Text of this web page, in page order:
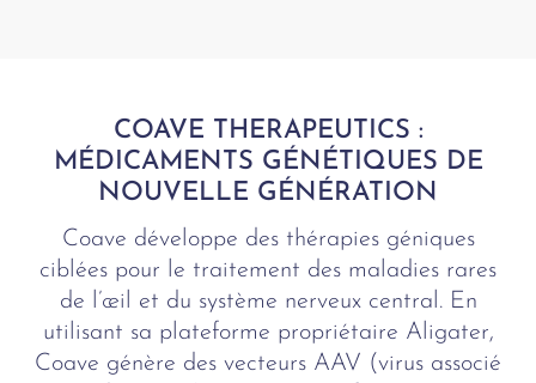
COAVE THERAPEUTICS :
MÉDICAMENTS GÉNÉTIQUES DE
NOUVELLE GÉNÉRATION
Coave développe des thérapies géniques
ciblées pour le traitement des maladies rares
de l’œil et du système nerveux central. En
utilisant sa plateforme propriétaire Aligater,
Coave génère des vecteurs AAV (virus associé